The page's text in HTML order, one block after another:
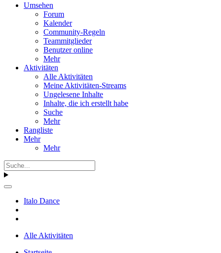
Umsehen
Forum
Kalender
Community-Regeln
Teammitglieder
Benutzer online
Mehr
Aktivitäten
Alle Aktivitäten
Meine Aktivitäten-Streams
Ungelesene Inhalte
Inhalte, die ich erstellt habe
Suche
Mehr
Rangliste
Mehr
Mehr
Italo Dance
Alle Aktivitäten